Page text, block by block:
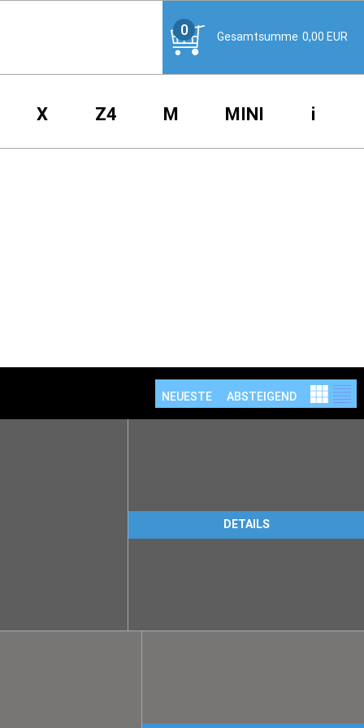
0 Gesamtsumme 0,00 EUR
X Z4 M MINI i
NEUESTE ABSTEIGEND
DETAILS